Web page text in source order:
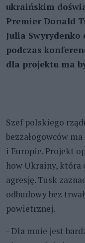
ukraińskim
Premier Donald
Julia Swyrydenko
podczas
dla projektu ma
Szef polskiego
bezzałogowców
i Europie. Projekt
how Ukrainy, która
agresję. Tusk
odbudowy bez
powietrznej.
- Dla mnie jest